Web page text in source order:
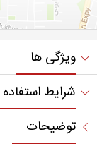
ویژگی ها
شرایط استفاده
توضیحات